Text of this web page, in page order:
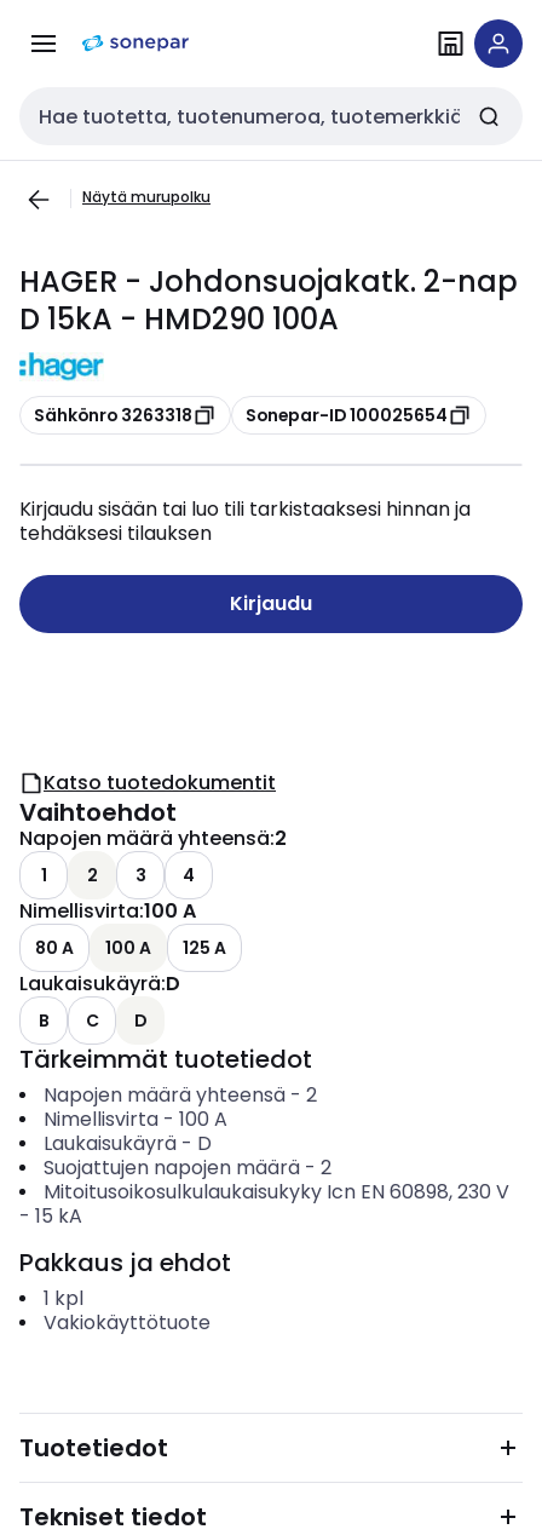
navigointiinsisältöön
Haku
Näytä murupolku
HAGER - Johdonsuojakatk. 2-nap
D 15kA - HMD290 100A
Kopioi
Sähkönro 3263318 Kopioi
Sonepar-ID 100025654
Kirjaudu sisään tai luo tili tarkistaaksesi hinnan ja
tehdäksesi tilauksen
Kirjaudu
Katso tuotedokumentit
Vaihtoehdot
Napojen määrä yhteensä:2
1 2 3 4
Nimellisvirta:100 A
80 A 100 A 125 A
Laukaisukäyrä:D
B C D
Tärkeimmät tuotetiedot
Napojen määrä yhteensä- 2
Nimellisvirta- 100 A
Laukaisukäyrä- D
Suojattujen napojen määrä- 2
Mitoitusoikosulkulaukaisukyky Icn EN 60898, 230 V
- 15 kA
Pakkaus ja ehdot
1 kpl
Vakiokäyttötuote
Tuotetiedot
Tekniset tiedot